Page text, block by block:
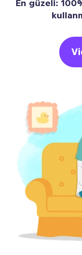
En güzeli: